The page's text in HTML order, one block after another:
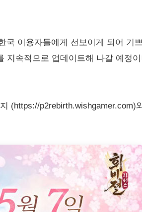
이용자들에게 선보이게 되어 기
지속적으로 업데이트해 나갈 예정
(https://p2rebirth.wishgamer.com)